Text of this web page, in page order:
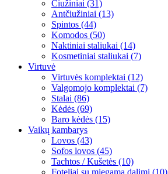
Čiužiniai (31)
Antčiužiniai (13)
Spintos (44)
Komodos (50)
Naktiniai staliukai (14)
Kosmetiniai staliukai (7)
Virtuvė
Virtuvės komplektai (12)
Valgomojo komplektai (7)
Stalai (86)
Kėdės (69)
Baro kėdės (15)
Vaikų kambarys
Lovos (43)
Sofos lovos (45)
Tachtos / Kušetės (10)
Foteliai su miegama dalimi (10)